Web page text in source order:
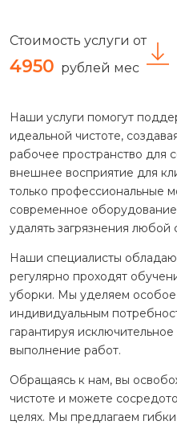
Стоимость услуги от
4950 рублей мес
Наши услуги помогут
идеальной чистоте,
рабочее пространство для
внешнее восприятие для
только профессиональные
современное
удалять загрязнения любой
Наши специалисты
регулярно проходят
уборки. Мы уделяем
индивидуальным
гарантируя
выполнение работ.
Обращаясь к нам, вы
чистоте и можете
целях. Мы предлагаем